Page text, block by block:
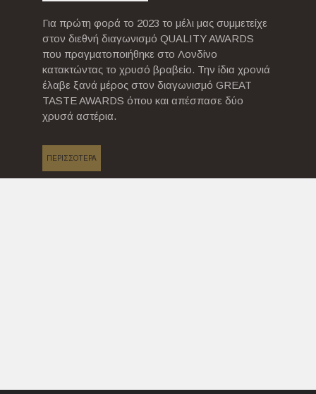
Για πρώτη φορά το 2023 το μέλι μας συμμετείχε
στον διεθνή διαγωνισμό QUALITY AWARDS
που πραγματοποιήθηκε στο Λονδίνο
κατακτώντας το χρυσό βραβείο. Την ίδια χρονιά
έλαβε ξανά μέρος στον διαγωνισμό GREAT
TASTE AWARDS όπου και απέσπασε δύο
χρυσά αστέρια.
ΠΕΡΙΣΣΟΤΕΡΑ